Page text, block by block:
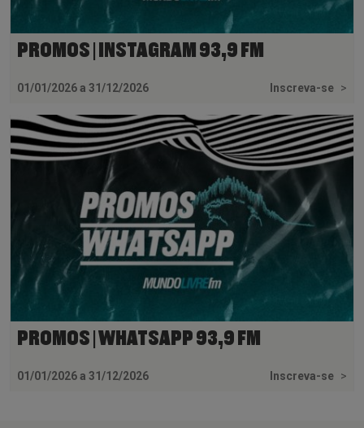
PROMOS | INSTAGRAM 93,9 FM
01/01/2026 a 31/12/2026 Inscreva-se >
PROMOS | WHATSAPP 93,9 FM
01/01/2026 a 31/12/2026 Inscreva-se >